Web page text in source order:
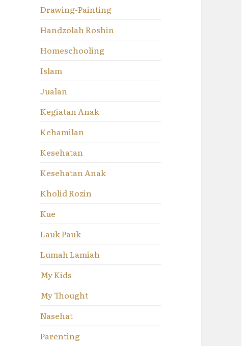
Drawing-Painting
Handzolah Roshin
Homeschooling
Islam
Jualan
Kegiatan Anak
Kehamilan
Kesehatan
Kesehatan Anak
Kholid Rozin
Kue
Lauk Pauk
Lumah Lamiah
My Kids
My Thought
Nasehat
Parenting